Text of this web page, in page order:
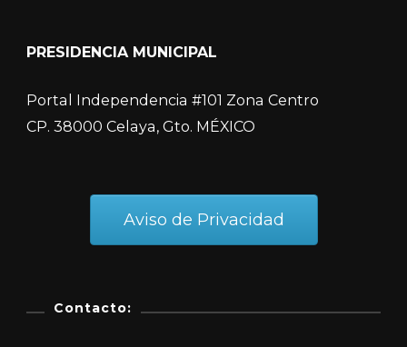
PRESIDENCIA MUNICIPAL
Portal Independencia #101 Zona Centro
CP. 38000 Celaya, Gto. MÉXICO
Aviso de Privacidad
Contacto: